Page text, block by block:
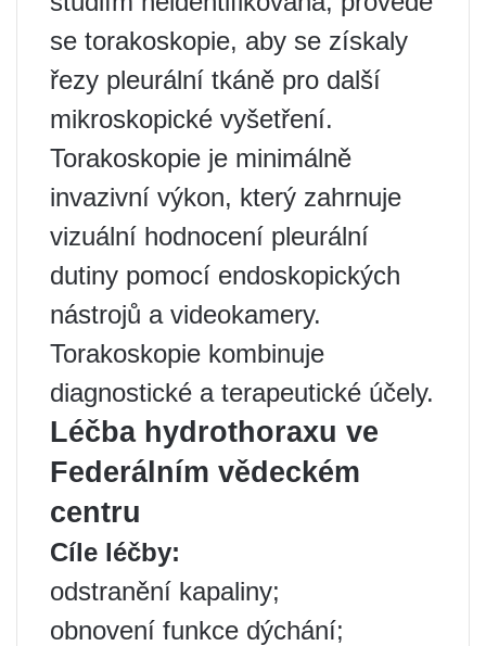
se torakoskopie, aby se získaly
řezy pleurální tkáně pro další
mikroskopické vyšetření.
Torakoskopie je minimálně
invazivní výkon, který zahrnuje
vizuální hodnocení pleurální
dutiny pomocí endoskopických
nástrojů a videokamery.
Torakoskopie kombinuje
diagnostické a terapeutické účely.
Léčba hydrothoraxu ve
Federálním vědeckém
centru
Cíle léčby:
odstranění kapaliny;
obnovení funkce dýchání;